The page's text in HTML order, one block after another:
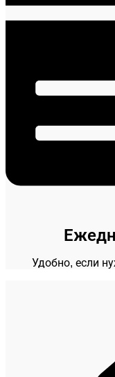
Удобно, если